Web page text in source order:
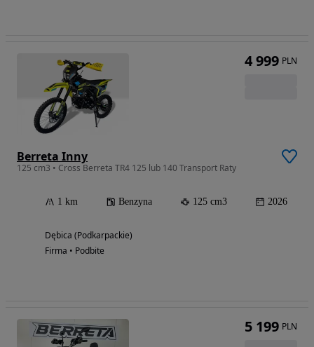
Berreta Inny
125 cm3 • Cross Berreta TR4 125 lub 140 Transport Raty
1 km Benzyna 125 cm3 2026
Dębica (Podkarpackie)
Firma • Podbite
4 999 PLN
5 199 PLN